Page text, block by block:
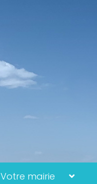
Votre mairie